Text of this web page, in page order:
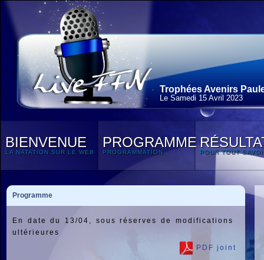
Trophées Avenirs
Le Samedi 15 Avril 2023
BIENVENUE
LA NATATION SUR LE WEB
PROGRAMME
PROGRAMMATION POUR TOUT
Programme
En date du 13/04, sous réserves de modifications
ultérieures
PDF joint